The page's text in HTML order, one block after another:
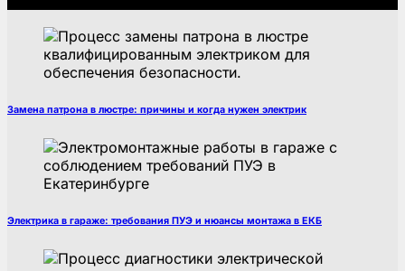
Замена патрона в люстре: причины и когда нужен электрик
Электрика в гараже: требования ПУЭ и нюансы монтажа в ЕКБ